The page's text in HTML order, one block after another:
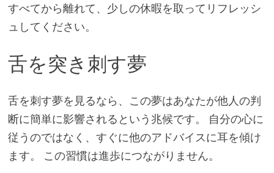
すべてから離れて、少しの休暇を取ってリフレッシ
ュしてください。
舌を突き刺す夢
舌を刺す夢を見るなら、この夢はあなたが他人の判
断に簡単に影響されるという兆候です。 自分の心に
従うのではなく、すぐに他のアドバイスに耳を傾け
ます。 この習慣は進歩につながりません。